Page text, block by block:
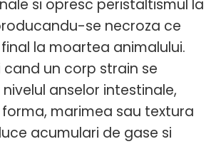
si opresc peristaltismul la
se necroza ce
la moartea animalului.
un corp strain se
anselor intestinale,
marimea sau textura
acumulari de gase si